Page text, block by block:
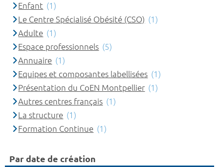
Enfant (1)
Le Centre Spécialisé Obésité (CSO) (1)
Adulte (1)
Espace professionnels (5)
Annuaire (1)
Equipes et composantes labellisées (1)
Présentation du CoEN Montpellier (1)
Autres centres français (1)
La structure (1)
Formation Continue (1)
Par date de création